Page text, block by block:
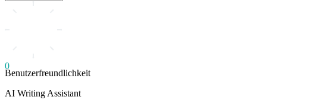
0
Benutzerfreundlichkeit
AI Writing Assistant